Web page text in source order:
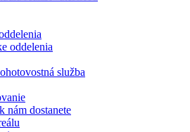
oddelenia
služba
nám dostanete